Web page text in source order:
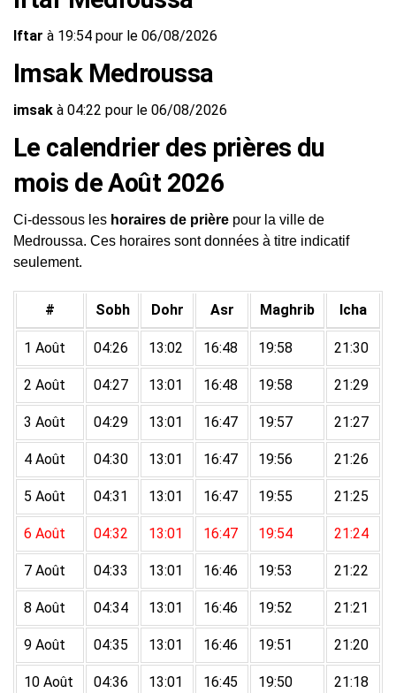
Iftar à 19:54 pour le 06/08/2026
Imsak Medroussa
imsak à 04:22 pour le 06/08/2026
Le calendrier des prières du
mois de Août 2026
Ci-dessous les horaires de prière pour la ville de
Medroussa. Ces horaires sont données à titre indicatif
seulement.
# Sobh Dohr Asr Maghrib Icha
1 Août 04:26 13:02 16:48 19:58 21:30
2 Août 04:27 13:01 16:48 19:58 21:29
3 Août 04:29 13:01 16:47 19:57 21:27
4 Août 04:30 13:01 16:47 19:56 21:26
5 Août 04:31 13:01 16:47 19:55 21:25
6 Août 04:32 13:01 16:47 19:54 21:24
7 Août 04:33 13:01 16:46 19:53 21:22
8 Août 04:34 13:01 16:46 19:52 21:21
9 Août 04:35 13:01 16:46 19:51 21:20
10 Août 04:36 13:01 16:45 19:50 21:18